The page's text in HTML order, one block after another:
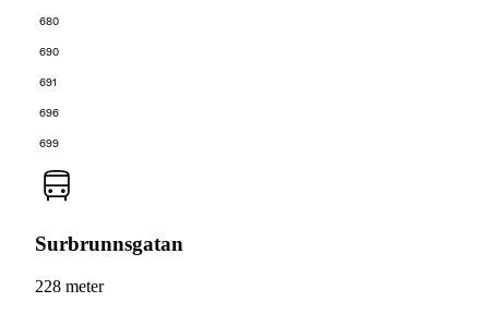
680
690
691
696
699
Surbrunnsgatan
228 meter